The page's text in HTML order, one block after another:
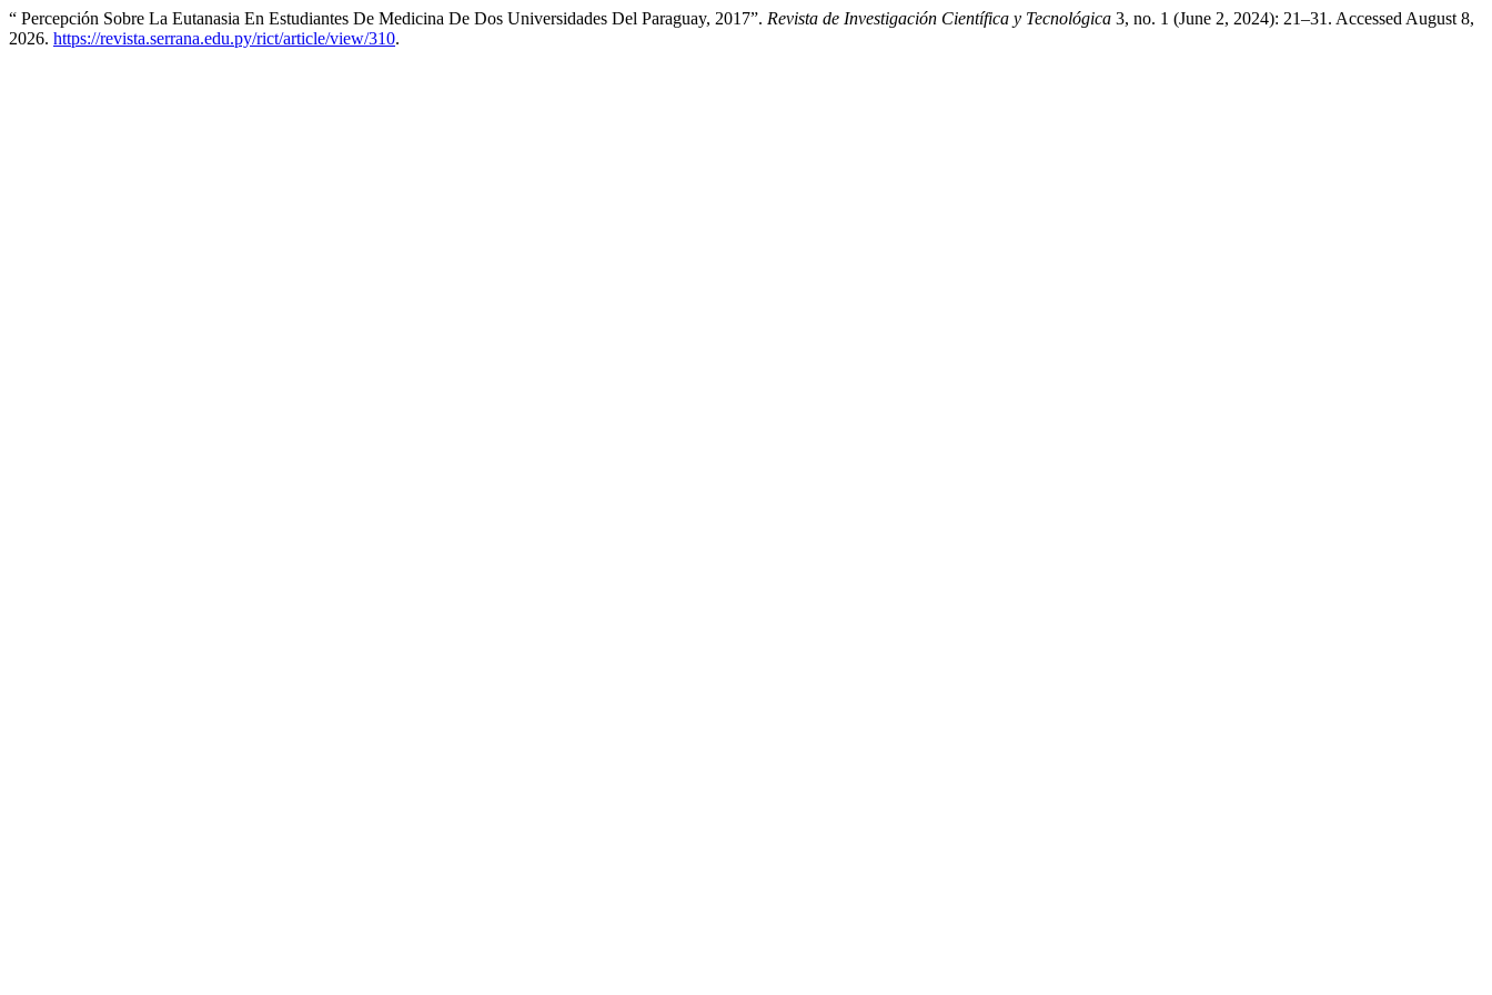
“ Percepción Sobre La Eutanasia En Estudiantes De Medicina De Dos Universidades Del Paraguay, 2017”. Revista de Investigación Científica y Tecnológica 3, no. 1 (June 2, 2024): 21–31. Accessed August 8,
2026. https://revista.serrana.edu.py/rict/article/view/310.